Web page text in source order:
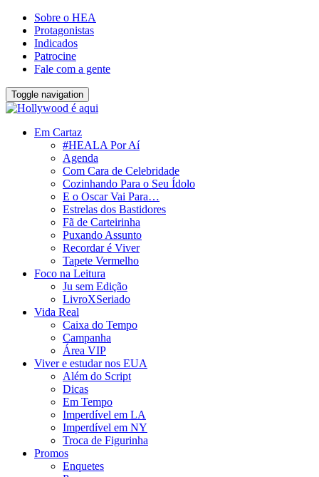
Sobre o HEA
Protagonistas
Indicados
Patrocine
Fale com a gente
Toggle navigation
Em Cartaz
#HEALA Por Aí
Agenda
Com Cara de Celebridade
Cozinhando Para o Seu Ídolo
E o Oscar Vai Para…
Estrelas dos Bastidores
Fã de Carteirinha
Puxando Assunto
Recordar é Viver
Tapete Vermelho
Foco na Leitura
Ju sem Edição
LivroXSeriado
Vida Real
Caixa do Tempo
Campanha
Área VIP
Viver e estudar nos EUA
Além do Script
Dicas
Em Tempo
Imperdível em LA
Imperdível em NY
Troca de Figurinha
Promos
Enquetes